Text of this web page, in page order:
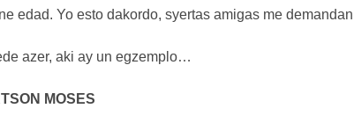
edad. Yo esto dakordo, syertas amigas me demandan
azer, aki ay un egzemplo…
MOSES